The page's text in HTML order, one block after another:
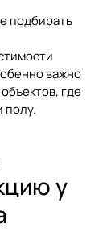
подбирать
важно
где
полу.
у